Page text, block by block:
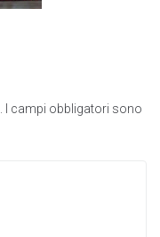
I campi obbligatori sono